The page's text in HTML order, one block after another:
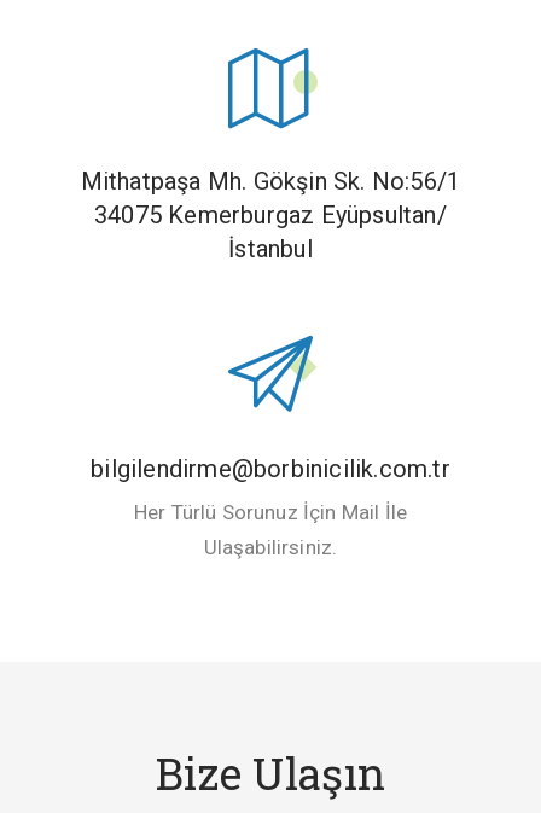
Mithatpaşa Mh. Gökşin Sk. No:56/1
34075 Kemerburgaz Eyüpsultan/
İstanbul
bilgilendirme@borbinicilik.com.tr
Her Türlü Sorunuz İçin Mail İle
Ulaşabilirsiniz.
Bize Ulaşın